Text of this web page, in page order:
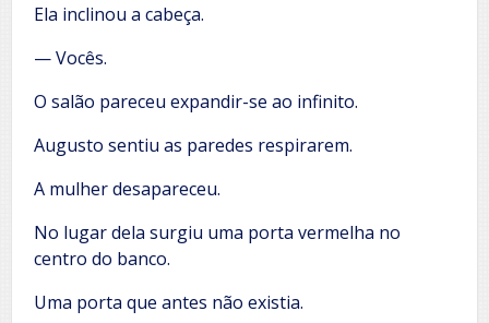
Ela inclinou a cabeça.
— Vocês.
O salão pareceu expandir-se ao infinito.
Augusto sentiu as paredes respirarem.
A mulher desapareceu.
No lugar dela surgiu uma porta vermelha no
centro do banco.
Uma porta que antes não existia.